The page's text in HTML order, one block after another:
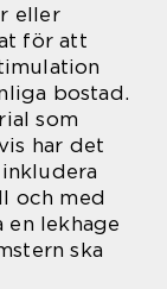
eller
för att
bostad.
som
har det
och med
lekhage
ska